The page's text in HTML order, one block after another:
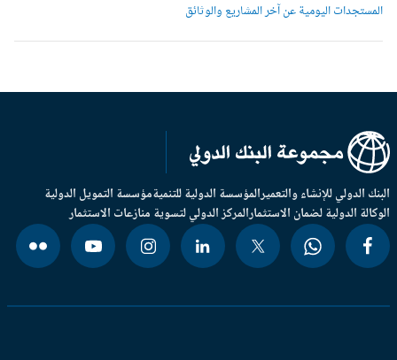
المستجدات اليومية عن آخر المشاريع والوثائق
الدولي للإنشاء والتعميرالمؤسسة الدولية للتنميةمؤسسة التمويل الدولية
الدولية لضمان الاستثمارالمركز الدولي لتسوية منازعات الاستثمار